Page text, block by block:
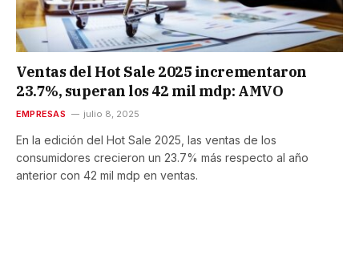
Ventas del Hot Sale 2025 incrementaron
23.7%, superan los 42 mil mdp: AMVO
EMPRESAS julio 8, 2025
En la edición del Hot Sale 2025, las ventas de los
consumidores crecieron un 23.7% más respecto al año
anterior con 42 mil mdp en ventas.